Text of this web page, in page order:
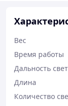
Вес
Время работы
Дальность
Длина
Количество